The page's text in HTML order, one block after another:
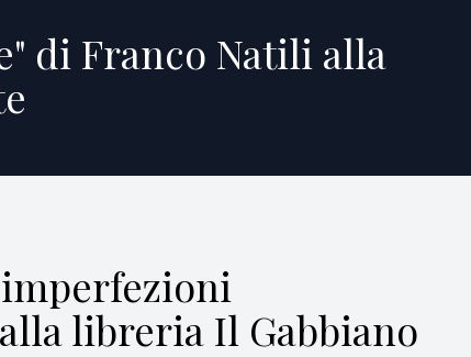
di Franco Natili alla
libreria Il Gabbiano